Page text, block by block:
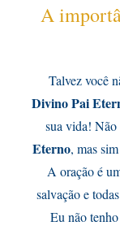
A
Talvez você
Divino Pai
sua vida! Não
Eterno, mas
A oração é
salvação e
Eu não